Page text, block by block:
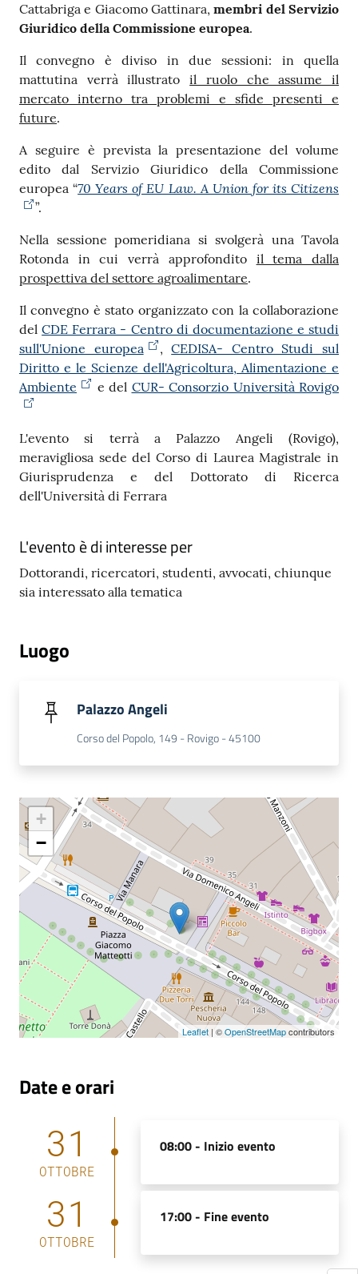
Cattabriga e Giacomo Gattinara,membri del Servizio
Giuridico della Commissione europea.
Il convegno è diviso in due sessioni: in quella
mattutina verrà illustratoil ruolo che assume il
mercato interno tra problemi e sfide presenti e
future.
A seguire è prevista la presentazione del volume
edito dal Servizio Giuridico della Commissione
europea “70 Years of EU Law. A Union for its Citizens
”.
Nella sessione pomeridiana si svolgerà una Tavola
Rotonda in cui verrà approfondito il tema dalla
prospettiva del settore agroalimentare.
Il convegno è stato organizzato con la collaborazione
delCDE Ferrara - Centro di documentazione e studi
sull'Unione europea
,CEDISA- Centro Studi sul
Diritto e le Scienze dell'Agricoltura, Alimentazione e
Ambiente
e del CUR- Consorzio Università Rovigo
L'evento si terrà a Palazzo Angeli (Rovigo),
meravigliosa sede del Corso di Laurea Magistrale in
Giurisprudenza e del Dottorato di Ricerca
dell'Università di Ferrara
L'evento è di interesse per
Dottorandi, ricercatori, studenti, avvocati, chiunque
sia interessato alla tematica
Luogo
Palazzo Angeli
Corso del Popolo, 149 - Rovigo - 45100
+
−
Leaflet | ©OpenStreetMapcontributors
Date e orari
31
OTTOBRE
08:00 - Inizio evento
31
OTTOBRE
17:00 - Fine evento